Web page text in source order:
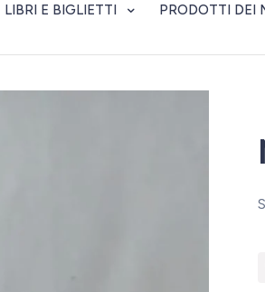
LIBRI E BIGLIETTI PRODOTTI DEI